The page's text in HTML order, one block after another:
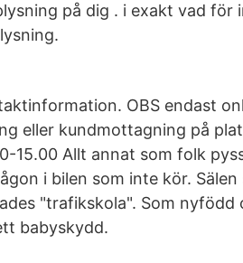
på dig . i exakt vad för
OBS endast
eller kundmottagning på
15.00 Allt annat som folk
i bilen som inte kör.
"trafikskola". Som
babyskydd.